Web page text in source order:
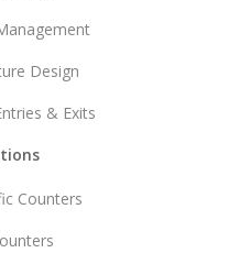
Design
& Exits
Counters